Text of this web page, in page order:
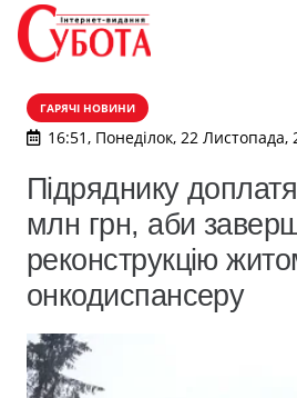
ГАРЯЧІ НОВИНИ
16:51, Понеділок, 22 Листопада,
Підряднику
млн грн, аби
реконструкцію
онкодиспансеру